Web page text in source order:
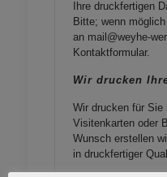
Ihre druckfertigen
Bitte; wenn
an mail@weyhe-
Kontaktformular.
Wir drucken
Wir drucken für Sie
Visitenkarten oder
Wunsch erstellen
in druckfertiger